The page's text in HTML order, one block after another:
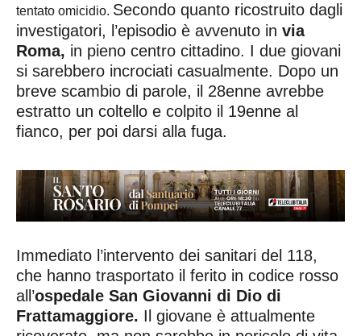
tentato omicidio. Secondo quanto ricostruito dagli
investigatori, l’episodio è avvenuto in via
Roma, in pieno centro cittadino. I due giovani
si sarebbero incrociati casualmente. Dopo un
breve scambio di parole, il 28enne avrebbe
estratto un coltello e colpito il 19enne al
fianco, per poi darsi alla fuga.
Immediato l’intervento dei sanitari del 118,
che hanno trasportato il ferito in codice rosso
all’ospedale San Giovanni di Dio di
Frattamaggiore. Il giovane è attualmente